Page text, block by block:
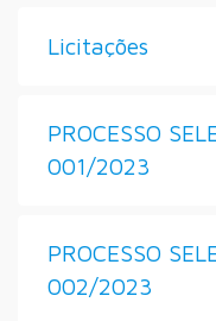
Licitações
PROCESSO
001/2023
PROCESSO
002/2023